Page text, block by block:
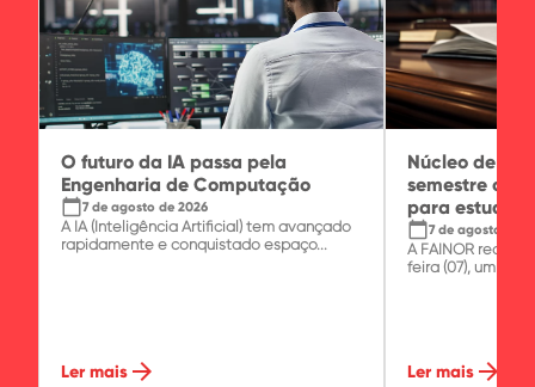
O futuro da IA passa pela
Engenharia de Computação
calendar_today7 de agosto de 2026
A IA (Inteligência Artificial) tem avançado
rapidamente e conquistado espaço...
Ler mais arrow_forward
Núcleo de
semestre
para
calendar_today7 de agosto de
A FAINOR
feira (07), um
Ler mais arrow_forward